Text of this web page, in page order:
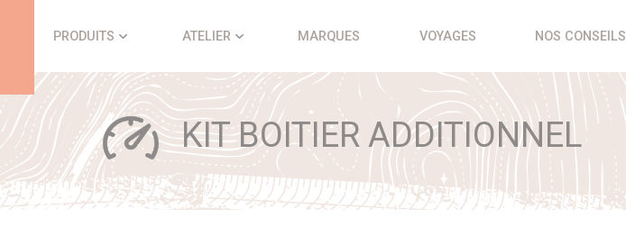
PRODUITS ATELIER MARQUES VOYAGES NOS CONSEILS
KIT BOITIER ADDITIONNEL